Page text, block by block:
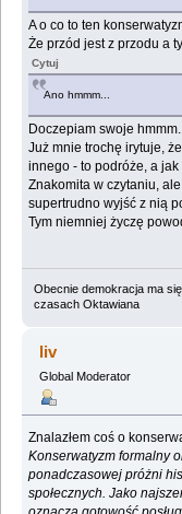
A o co to ten
Że przód jest z przodu a
Cytuj
Ano hmmm...
Doczepiam swoje hmmm...
Już mnie trochę irytuje,
innego - to podróże, a jak
Znakomita w czytaniu,
supertrudno wyjść z nią
Tym niemniej życzę
Obecnie demokracja ma
czasach Oktawiana
liv
Global Moderator
Znalazłem coś o
Konserwatyzm formalny
ponadczasowej próżni
społecznych. Jako